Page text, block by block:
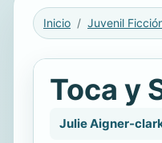
Inicio Juvenil
Toca y
Julie Aigner-